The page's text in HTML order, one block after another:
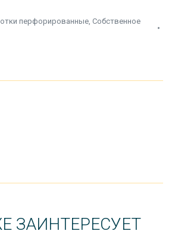
перфорированные, Собственное
ЗАИНТЕРЕСУЕТ